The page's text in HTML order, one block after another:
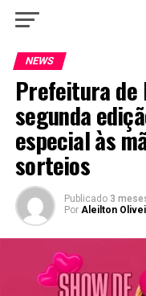
NEWS
Prefeitura de
segunda
especial às
sorteios
Publicado 3
Por Aleilton